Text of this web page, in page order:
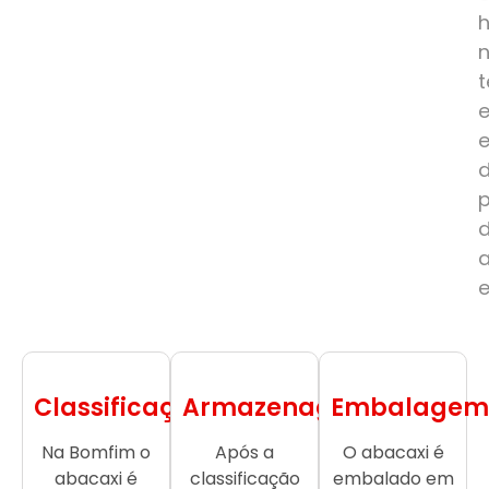
e
Classificação
Na Bomfim o
abacaxi é
Armazenagem
Após a
classificação
Embalagem
O abacaxi é
embalado em